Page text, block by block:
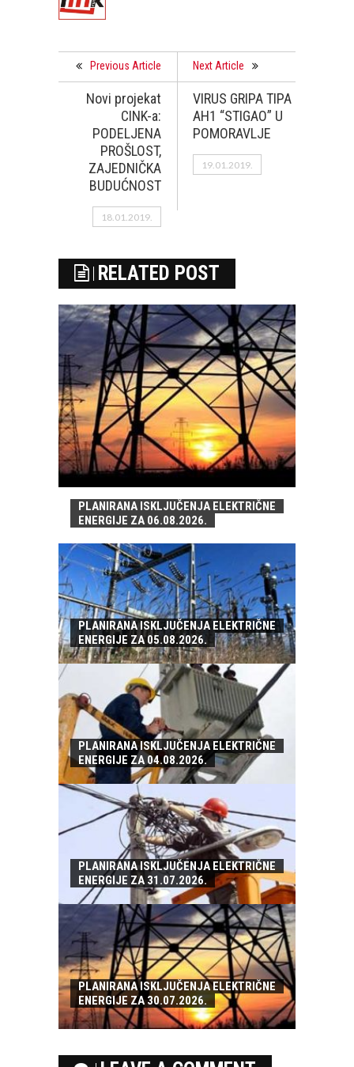
Previous Article
Novi projekat
CINK-a:
PODELJENA
PROŠLOST,
ZAJEDNIČKA
BUDUĆNOST
18.01.2019.
Next Article
VIRUS GRIPA TIPA
AH1 “STIGAO” U
POMORAVLJE
19.01.2019.
RELATED POST
PLANIRANA ISKLJUČENJA ELEKTRIČNE
ENERGIJE ZA 06.08.2026.
PLANIRANA ISKLJUČENJA ELEKTRIČNE
ENERGIJE ZA 05.08.2026.
PLANIRANA ISKLJUČENJA ELEKTRIČNE
ENERGIJE ZA 04.08.2026.
PLANIRANA ISKLJUČENJA ELEKTRIČNE
ENERGIJE ZA 31.07.2026.
PLANIRANA ISKLJUČENJA ELEKTRIČNE
ENERGIJE ZA 30.07.2026.